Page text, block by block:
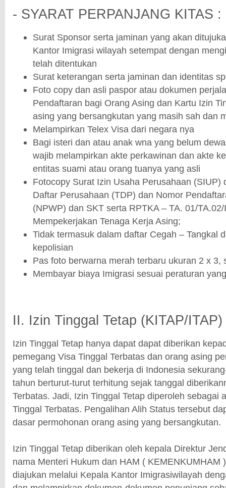
- SYARAT PERPANJANG KITAS :
Surat Sponsor serta jaminan yang akan
Kantor Imigrasi wilayah setempat dengan
telah ditentukan
Surat keterangan serta jaminan dan identitas
Foto copy dan asli paspor atau dokumen
Pendaftaran bagi Orang Asing dan Kartu Izin
asing yang bersangkutan yang masih sah dan
Melampirkan Telex Visa dari negara nya
Bagi isteri dan atau anak wna yang belum
wajib melampirkan akte perkawinan dan akte
entitas suami atau orang tuanya yang asli
Fotocopy Surat Izin Usaha Perusahaan (SIUP)
Daftar Perusahaan (TDP) dan Nomor
(NPWP) dan SKT serta RPTKA – TA. 01/
Mempekerjakan Tenaga Kerja Asing;
Tidak termasuk dalam daftar Cegah – Tangkal
kepolisian
Pas foto berwarna merah terbaru ukuran 2 x 3,
Membayar biaya Imigrasi sesuai peraturan
II. Izin Tinggal Tetap (KITAP/ITAP)
Izin Tinggal Tetap hanya dapat dapat diberikan
pemegang Visa Tinggal Terbatas dan orang asing
yang telah tinggal dan bekerja di Indonesia
tahun berturut-turut terhitung sejak tanggal
Terbatas. Jadi, Izin Tinggal Tetap diperoleh sebagai
Tinggal Terbatas. Pengalihan Alih Status tersebut
dasar permohonan orang asing yang bersangkutan.
Izin Tinggal Tetap diberikan oleh kepala Direktur
nama Menteri Hukum dan HAM ( KEMENKUMHAM
diajukan melalui Kepala Kantor Imigrasiwilayah